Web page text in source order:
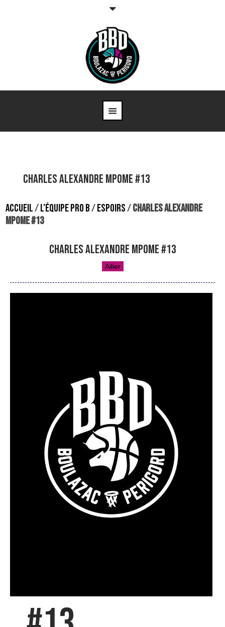
Charles Alexandre Mpome #13
ACCUEIL/L’ÉQUIPE PRO B/ESPOIRS/CHARLES ALEXANDRE
MPOME #13
CHARLES ALEXANDRE MPOME #13
Ailier